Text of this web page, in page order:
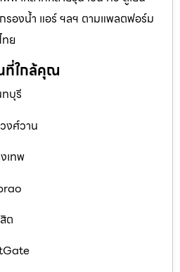
รองน้ำ แอร์ ฯลฯ ตามแพลตฟอร์ม
ย
ที่ใกล้คุณ
บุรี
งศ์วาน
เทพ
ต